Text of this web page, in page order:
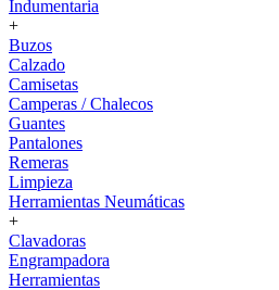
Indumentaria
+
Buzos
Calzado
Camisetas
Camperas / Chalecos
Guantes
Pantalones
Remeras
Limpieza
Herramientas Neumáticas
+
Clavadoras
Engrampadora
Herramientas